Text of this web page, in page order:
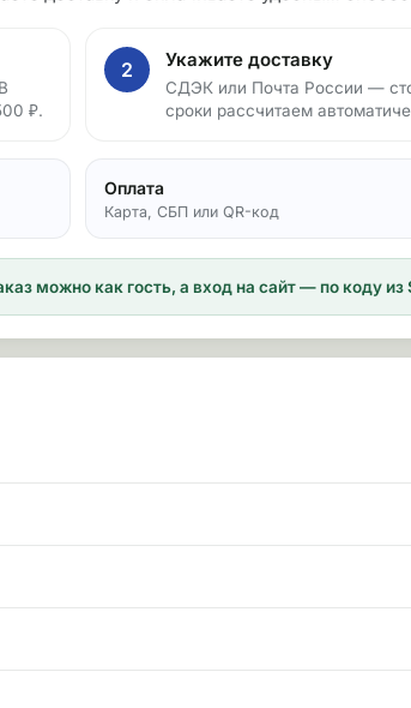
₽.
2 Укажите доставку
СДЭК или Почта России —
сроки рассчитаем
Оплата
Карта, СБП или QR-код
можно как гость, а вход на сайт — по коду